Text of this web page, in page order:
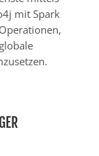
mit Spark